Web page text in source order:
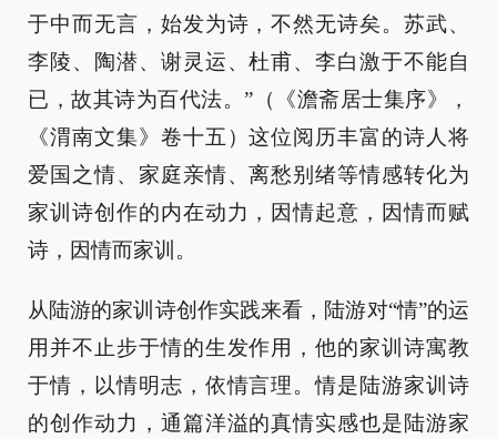
于中而无言，始发为诗，不然无诗矣。苏武、
李陵、陶潜、谢灵运、杜甫、李白激于不能自
已，故其诗为百代法。”（《澹斋居士集序》，
《渭南文集》卷十五）这位阅历丰富的诗人将
爱国之情、家庭亲情、离愁别绪等情感转化为
家训诗创作的内在动力，因情起意，因情而赋
诗，因情而家训。
从陆游的家训诗创作实践来看，陆游对“情”的运
用并不止步于情的生发作用，他的家训诗寓教
于情，以情明志，依情言理。情是陆游家训诗
的创作动力，通篇洋溢的真情实感也是陆游家